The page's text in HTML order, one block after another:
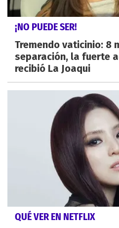
¡NO PUEDE SER!
Tremendo vaticinio: 8
separación, la fuerte
recibió La Joaqui
QUÉ VER EN NETFLIX